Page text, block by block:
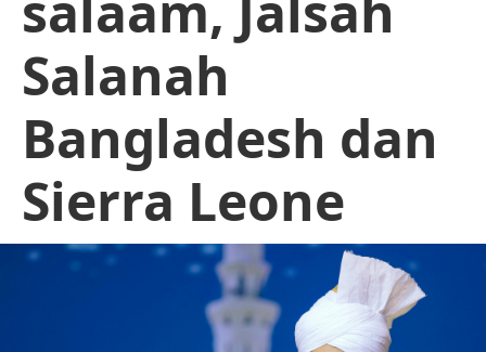
Salanah
Bangladesh dan
Sierra Leone